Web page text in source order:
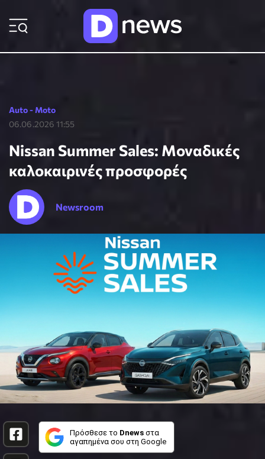
Auto - Moto
06.06.2026 11:55
Nissan Summer Sales: Μοναδικές
καλοκαιρινές προσφορές
Newsroom
Πρόσθεσε το Dnews στα
αγαπημένα σου στη Google